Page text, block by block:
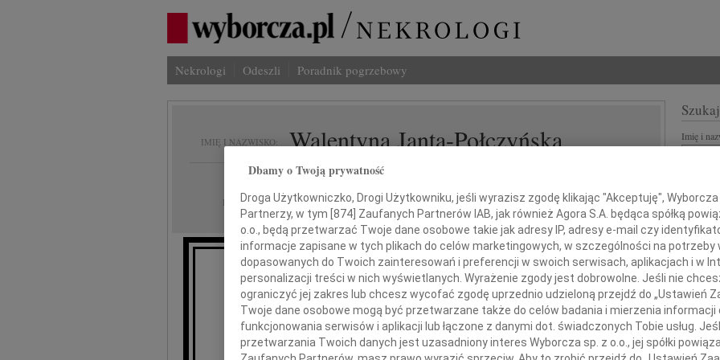
Nekrologi Odeszli Poradnik pogrzebowy
IMIĘ I NAZWISKO: Walentyna Janta-Połczyńska
cała Polska
DATA EMISJI: 17.04.2020
2 kwietnia 2020 r. w Nowym Jorku zmarła
Imię i
INNE
Z
Z
Z
Dbamy o Twoją prywatność
Droga Użytkowniczko, Drogi Użytkowniku, jeśli wyrazisz zgodę klikając "Akceptuję",
Partnerzy, w tym [874] Zaufanych Partnerów IAB, jak również Agora S.A. będąca spółką
o.o., będą przetwarzać Twoje dane osobowe takie jak adresy IP, adresy e-mail czy
informacje zapisane w tych plikach do celów marketingowych, w szczególności na potrzeby
dopasowanych do Twoich zainteresowań i preferencji w swoich serwisach, aplikacjach i w
personalizacji treści w nich wyświetlanych. Wyrażenie zgody jest dobrowolne. Jeśli nie
ograniczyć jej zakres lub chcesz wycofać zgodę uprzednio udzieloną przejdź do „Ustawień
Twoje dane osobowe mogą być przetwarzane także do celów badania i mierzenia
funkcjonowania serwisów i aplikacji lub łączone z danymi dot. świadczonych Tobie usług.
przetwarzania Twoich danych jest uzasadniony interes Wyborcza sp. z o.o., jej spółki